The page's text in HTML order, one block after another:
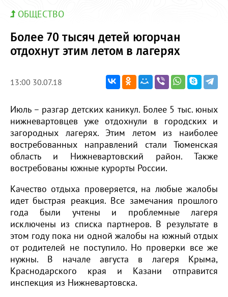
ОБЩЕСТВО
Более 70 тысяч детей югорчан
отдохнут этим летом в лагерях
13:00 30.07.18
Июль – разгар детских каникул. Более 5 тыс. юных
нижневартовцев уже отдохнули в городских и
загородных лагерях. Этим летом из наиболее
востребованных направлений стали Тюменская
область и Нижневартовский район. Также
востребованы южные курорты России.
Качество отдыха проверяется, на любые жалобы
идет быстрая реакция. Все замечания прошлого
года были учтены и проблемные лагеря
исключены из списка партнеров. В результате в
этом году пока ни одной жалобы на южный отдых
от родителей не поступило. Но проверки все же
нужны. В начале августа в лагеря Крыма,
Краснодарского края и Казани отправится
инспекция из Нижневартовска.